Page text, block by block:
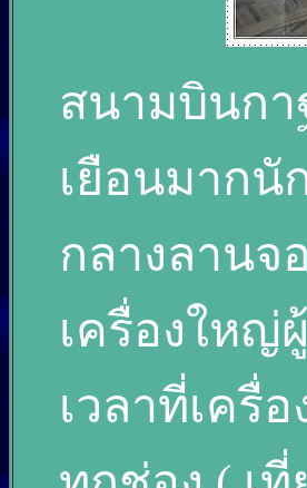
สนามบินกา
เยือนมากนั
กลางลานจ
เครื่องใหญ่
เวลาที่เครื่